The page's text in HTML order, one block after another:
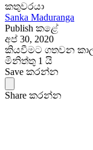
කතුවරයා
Sanka Maduranga
Publish කළේ
අප් 30, 2020
කියවීමට ගතවන
මිනිත්තු 1 යි
Save කරන්න
Share කරන්න